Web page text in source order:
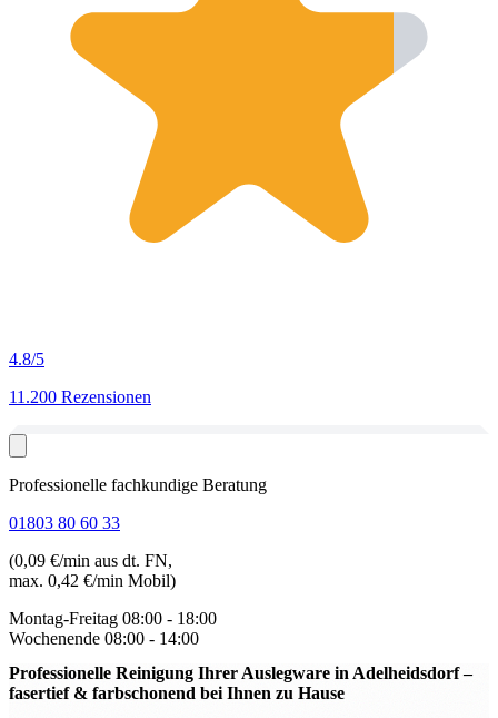
4.8/5
11.200 Rezensionen
Professionelle fachkundige Beratung
01803 80 60 33
(0,09 €/min aus dt. FN,
max. 0,42 €/min Mobil)
Montag-Freitag 08:00 - 18:00
Wochenende 08:00 - 14:00
Professionelle Reinigung Ihrer Auslegware in Adelheidsdorf–
fasertief & farbschonend bei Ihnen zu Hause